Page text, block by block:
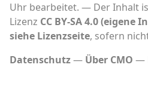
Uhr bearbeitet.
Der Inhalt
Lizenz CC BY-SA 4.0 (eigene
siehe Lizenzseite, sofern
Datenschutz
Über CMO